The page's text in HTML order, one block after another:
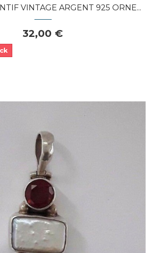
VINTAGE ARGENT 925 ORNE...
32,00 €
APERÇU RAPIDE